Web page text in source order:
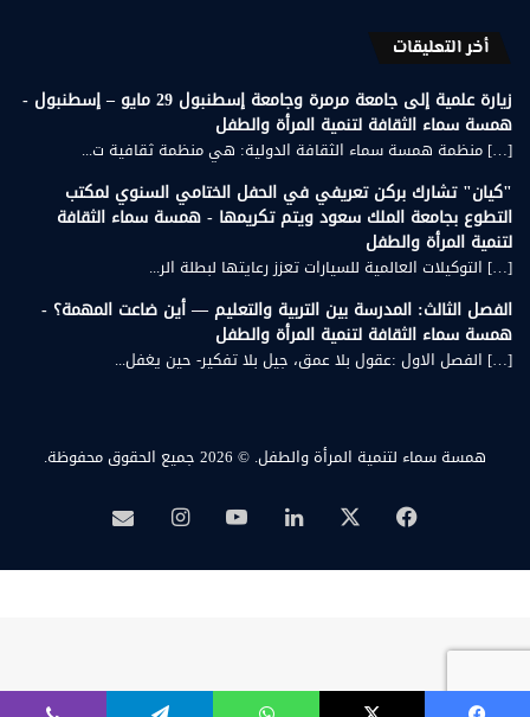
أخر التعليقات
زيارة علمية إلى جامعة مرمرة وجامعة إسطنبول 29 مايو – إسطنبول -
همسة سماء الثقافة لتنمية المرأة والطفل
[…] منظمة همسة سماء الثقافة الدولية: هي منظمة ثقافية ت...
"كيان" تشارك بركن تعريفي في الحفل الختامي السنوي لمكتب
التطوع بجامعة الملك سعود ويتم تكريمها - همسة سماء الثقافة
لتنمية المرأة والطفل
[…] التوكيلات العالمية للسيارات تعزز رعايتها لبطلة الر...
الفصل الثالث: المدرسة بين التربية والتعليم — أين ضاعت المهمة؟ -
همسة سماء الثقافة لتنمية المرأة والطفل
[…] الفصل الاول :عقول بلا عمق، جيل بلا تفكير- حين يغفل...
همسة سماء لتنمية المرأة والطفل. © 2026 جميع الحقوق محفوظة.
فيسبوك لينكدإن‫YouTubeانستقرامبريد
همسة